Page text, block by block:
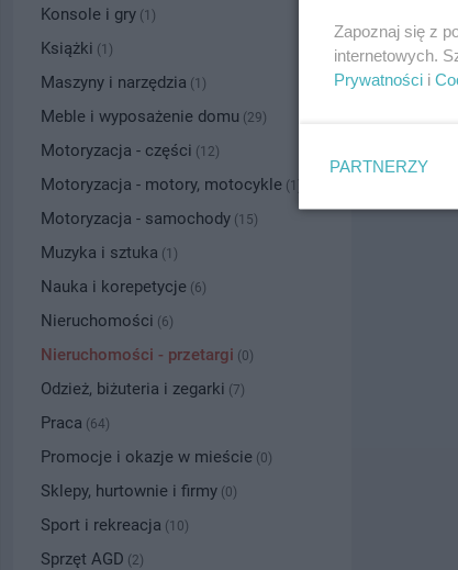
Konsole i gry (1)
Książki (1)
Maszyny i narzędzia (1)
Meble i wyposażenie domu (29)
Motoryzacja - części (12)
Motoryzacja - motory, motocykle (1)
Motoryzacja - samochody (15)
Muzyka i sztuka (1)
Nauka i korepetycje (6)
Nieruchomości (6)
Nieruchomości - przetargi (0)
Odzież, biżuteria i zegarki (7)
Praca (64)
Promocje i okazje w mieście (0)
Sklepy, hurtownie i firmy (0)
Sport i rekreacja (10)
Sprzęt AGD (2)
Zapoznaj się z
internetowych.
Prywatności i
PARTNERZY